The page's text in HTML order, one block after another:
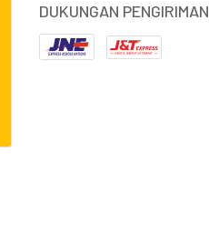
DUKUNGAN PENGIRIMAN